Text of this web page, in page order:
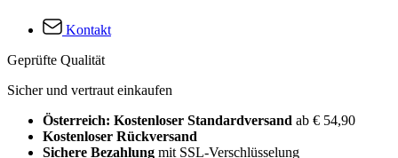
Kontakt
Geprüfte Qualität
Sicher und vertraut einkaufen
Österreich: Kostenloser Standardversand ab € 54,90
Kostenloser Rückversand
Sichere Bezahlung mit SSL-Verschlüsselung